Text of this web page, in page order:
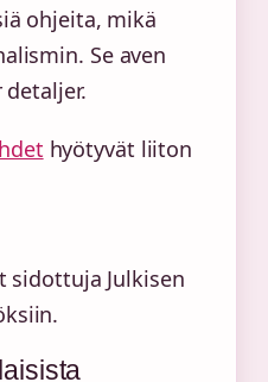
ohjeita, mikä
Se aven
hyötyvät liiton
sidottuja Julkisen